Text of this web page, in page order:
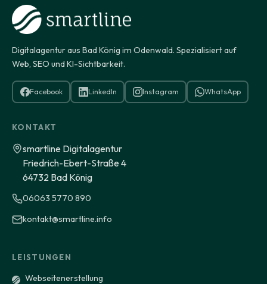
Digitalagentur aus Bad König im Odenwald. Spezialisiert auf
Web, SEO und KI-Sichtbarkeit.
Facebook LinkedIn Instagram WhatsApp
KONTAKT
smartline Digitalagentur
Friedrich-Ebert-Straße 4
64732 Bad König
06063 5770 890
kontakt@smartline.info
LEISTUNGEN
Webseitenerstellung